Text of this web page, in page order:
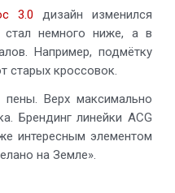
3.0 дизайн изменился
стал немного ниже, а в
Например, подмётку
старых кроссовок.
Верх максимально
Брендинг линейки ACG
интересным элементом
на Земле».